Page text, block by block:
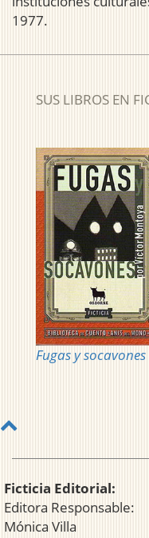
1977.
SUS LIBROS EN
Fugas y socavones
Ficticia Editorial:
Editora Responsable:
Mónica Villa